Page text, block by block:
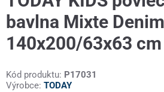
bavlna Mixte Denim
140x200/63x63 cm
Kód produktu: P17031
Výrobce: TODAY